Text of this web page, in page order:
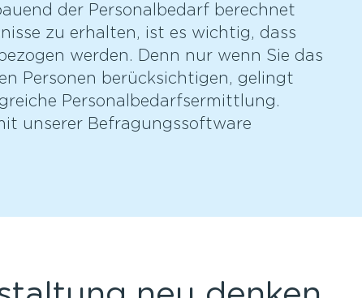
der Personalbedarf berechnet
zu erhalten, ist es wichtig, dass
werden. Denn nur wenn Sie das
Personen berücksichtigen, gelingt
Personalbedarfsermittlung.
unserer Befragungssoftware